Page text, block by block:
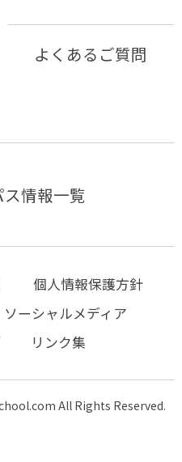
よくあるご質問
情報一覧
個人情報保護方針
ソーシャルメディア
リンク集
All Rights Reserved.